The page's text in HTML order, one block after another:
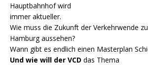
Hauptbahnhof wird
immer aktueller.
Wie muss die Zukunft der Verkehrwende
Hamburg aussehen?
Wann gibt es endlich einen Masterplan
Und wie will der VCD das Thema